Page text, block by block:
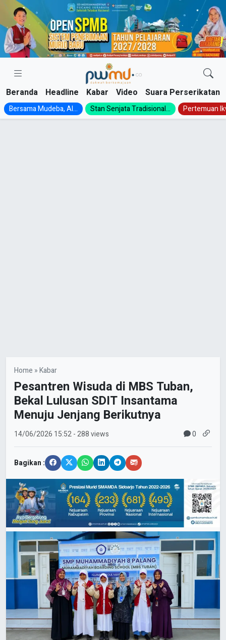
Skip
content
Beranda Headline Kabar Video Suara Perserikatan
Bersama Mudeba, Al... Stan Senjata Tradisional... Pertemuan
Home »Kabar
Pesantren Wisuda di MBS Tuban,
Bekal Lulusan SDIT Insantama
Menuju Jenjang Berikutnya
14/06/2026 15:52- 288 views 0
Bagikan :